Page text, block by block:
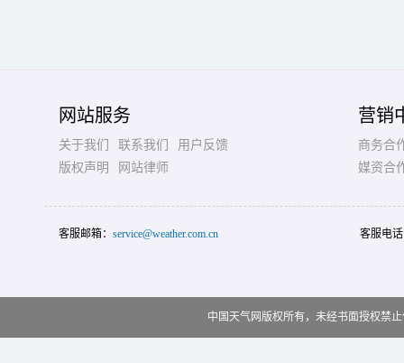
网站服务
关于我们 联系我们
用户反馈
版权声明
网站律师
营销
商务合
媒资合
客服邮箱： service@weather.com.cn 客服电
中国天气网版权所有，未经书面授权